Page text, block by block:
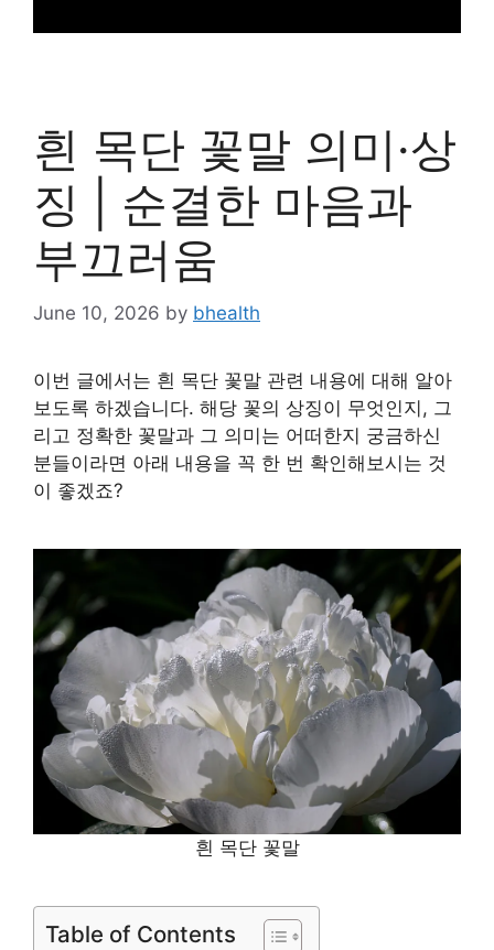
흰 목단 꽃말 의미·상
징 | 순결한 마음과
부끄러움
June 10, 2026 by bhealth
이번 글에서는 흰 목단 꽃말 관련 내용에 대해 알아
보도록 하겠습니다. 해당 꽃의 상징이 무엇인지, 그
리고 정확한 꽃말과 그 의미는 어떠한지 궁금하신
분들이라면 아래 내용을 꼭 한 번 확인해보시는 것
이 좋겠죠?
흰 목단 꽃말
Table of Contents